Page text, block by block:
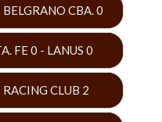
CBA. 0
FE 0 - LANUS 0
CLUB 2